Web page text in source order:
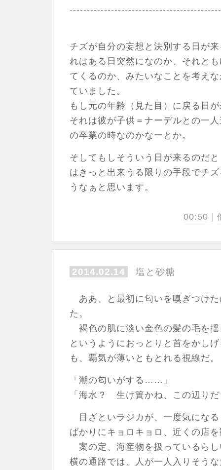
--------------------------------------------
チズが自分の妄想と決別する日が
れはある日突然になのか、それと
てくるのか、みたいなことを考え
ていました。
もし元の年齢（見た目）に戻る日
それは彼が子供＝ナーデルとの一
の卒業の時なのかなーとか。
そしてもしそういう日が来るのだ
はきっと出来うる限りの手段でチ
うなぁと思います。
00:50
2014.02.14 塩と砂糖
ああ、と最初に匂いを嗅ぎつけ
た。
褐色の肌に淡い金色の髪の毛を
というようにおっとりと首をかし
も、覇気が薄いともとれる視線だ。
「潮の匂いがする……」
「海水？ 生け簀かね、この辺り
目ざといラジカが、一度気にな
ばかりにキョロキョロ、近くの店
案の定、海産物を扱っているら
横の通路では、人が一人入りそう